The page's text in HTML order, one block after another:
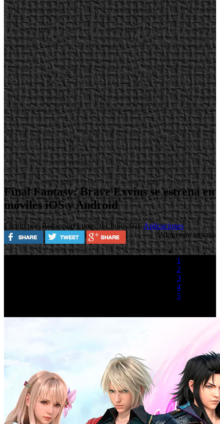
Final Fantasy: Brave Exvius se estrena en
móviles iOS y Android
Escrito por RedacciónLunes, 04 Julio 2016Aplicaciones
Valora este artículo
1
2
3
4
5